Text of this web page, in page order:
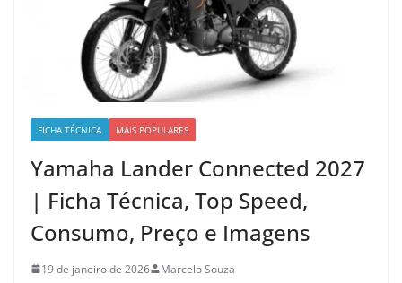
FICHA TÉCNICA MAIS POPULARES
Yamaha Lander Connected 2027
| Ficha Técnica, Top Speed,
Consumo, Preço e Imagens
19 de janeiro de 2026 Marcelo Souza